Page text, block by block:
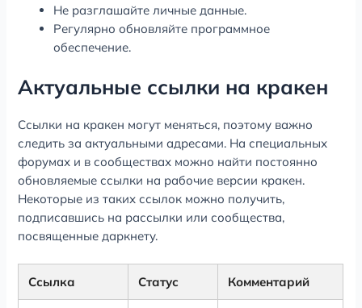
Не разглашайте личные данные.
Регулярно обновляйте программное
обеспечение.
Актуальные ссылки на кракен
Ссылки на кракен могут меняться, поэтому важно
следить за актуальными адресами. На специальных
форумах и в сообществах можно найти постоянно
обновляемые ссылки на рабочие версии кракен.
Некоторые из таких ссылок можно получить,
подписавшись на рассылки или сообщества,
посвященные даркнету.
Ссылка Статус Комментарий